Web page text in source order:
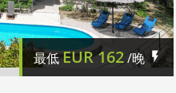
最低EUR162/晚